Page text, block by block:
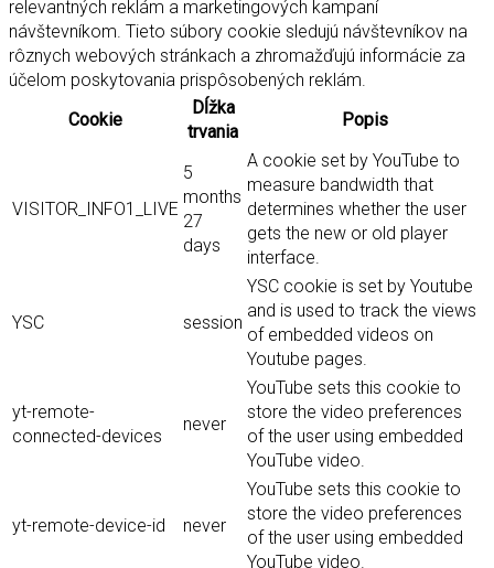
relevantných reklám a marketingových kampaní
návštevníkom. Tieto súbory cookie sledujú návštevníkov na
rôznych webových stránkach a zhromažďujú informácie za
účelom poskytovania prispôsobených reklám.
Cookie
Dĺžka
trvania
Popis
VISITOR_INFO1_LIVE
5
months
27
days
A cookie set by YouTube to
measure bandwidth that
determines whether the user
gets the new or old player
interface.
YSC session
YSC cookie is set by Youtube
and is used to track the views
of embedded videos on
Youtube pages.
yt-remote-
connected-devices
never
YouTube sets this cookie to
store the video preferences
of the user using embedded
YouTube video.
yt-remote-device-id never
YouTube sets this cookie to
store the video preferences
of the user using embedded
YouTube video.